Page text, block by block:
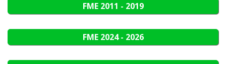
FME 2011 - 2019
FME 2024 - 2026